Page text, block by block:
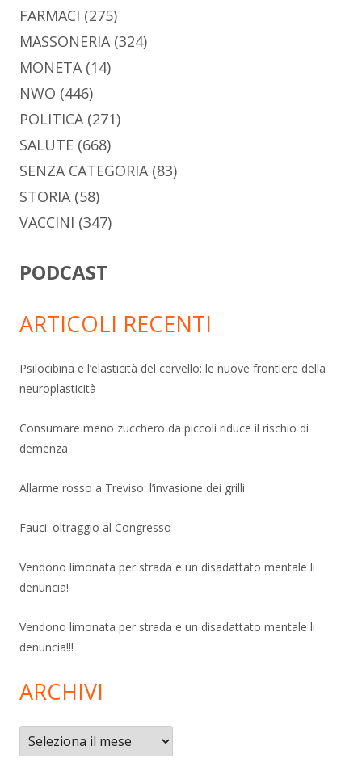
FARMACI (275)
MASSONERIA (324)
MONETA (14)
NWO (446)
POLITICA (271)
SALUTE (668)
SENZA CATEGORIA (83)
STORIA (58)
VACCINI (347)
PODCAST
ARTICOLI RECENTI
Psilocibina e l’elasticità del cervello: le nuove frontiere della
neuroplasticità
Consumare meno zucchero da piccoli riduce il rischio di
demenza
Allarme rosso a Treviso: l’invasione dei grilli
Fauci: oltraggio al Congresso
Vendono limonata per strada e un disadattato mentale li
denuncia!
Vendono limonata per strada e un disadattato mentale li
denuncia!!!
ARCHIVI
Archivi